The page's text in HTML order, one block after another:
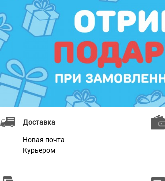
Доставка
Новая почта
Курьером